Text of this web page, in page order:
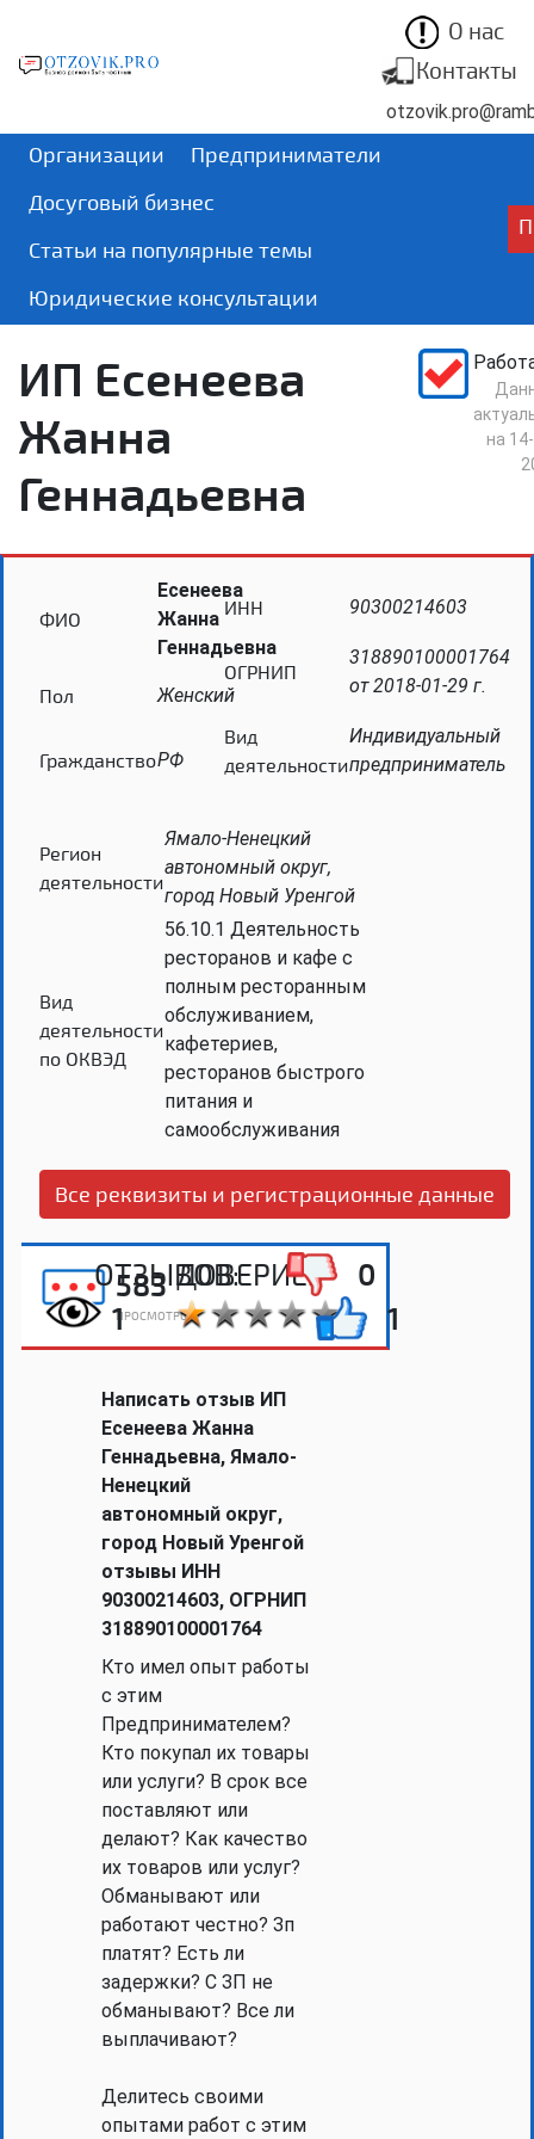
О нас
Контакты
Организации
Предприниматели
Досуговый бизнес
Статьи на популярные темы
Юридические консультации
ИП Есенеева
Жанна
Геннадьевна
на
ФИО
Есенеева
Жанна
Геннадьевна
Пол Женский
ГражданствоРФ
ИНН 90300214603
ОГРНИП
318890100001764
от 2018-01-29 г.
Вид
деятельности
Индивидуальный
предприниматель
Регион
деятельности
Ямало-Ненецкий
автономный округ,
город Новый Уренгой
Вид
деятельности
по ОКВЭД
56.10.1 Деятельность
ресторанов и кафе с
полным ресторанным
обслуживанием,
кафетериев,
ресторанов быстрого
питания и
самообслуживания
Все реквизиты и регистрационные данные
583
ПРОСМОТРОВ
ОТЗЫВОВ:
1
ДОВЕРИЕ:
0
1
Написать отзыв ИП
Есенеева Жанна
Геннадьевна, Ямало-
Ненецкий
автономный округ,
город Новый Уренгой
отзывы ИНН
90300214603, ОГРНИП
318890100001764
Кто имел опыт работы
с этим
Предпринимателем?
Кто покупал их товары
или услуги? В срок все
поставляют или
делают? Как качество
их товаров или услуг?
Обманывают или
работают честно? Зп
платят? Есть ли
задержки? С ЗП не
обманывают? Все ли
выплачивают?
Делитесь своими
опытами работ с этим